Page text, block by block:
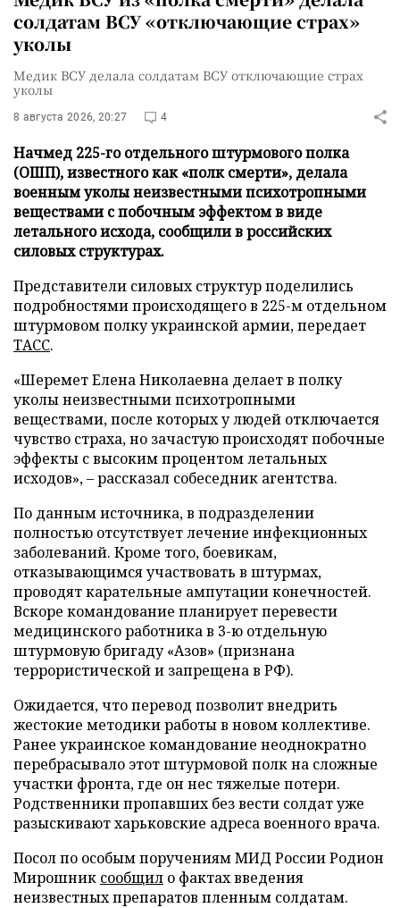
солдатам ВСУ «отключающие страх»
уколы
Медик ВСУ делала солдатам ВСУ отключающие страх
уколы
8 августа 2026, 20:27 4
Начмед 225-го отдельного штурмового полка
(ОШП), известного как «полк смерти», делала
военным уколы неизвестными психотропными
веществами с побочным эффектом в виде
летального исхода, сообщили в российских
силовых структурах.
Представители силовых структур поделились
подробностями происходящего в 225-м отдельном
штурмовом полку украинской армии, передает
ТАСС.
«Шеремет Елена Николаевна делает в полку
уколы неизвестными психотропными
веществами, после которых у людей отключается
чувство страха, но зачастую происходят побочные
эффекты с высоким процентом летальных
исходов», – рассказал собеседник агентства.
По данным источника, в подразделении
полностью отсутствует лечение инфекционных
заболеваний. Кроме того, боевикам,
отказывающимся участвовать в штурмах,
проводят карательные ампутации конечностей.
Вскоре командование планирует перевести
медицинского работника в 3-ю отдельную
штурмовую бригаду «Азов» (признана
террористической и запрещена в РФ).
Ожидается, что перевод позволит внедрить
жестокие методики работы в новом коллективе.
Ранее украинское командование неоднократно
перебрасывало этот штурмовой полк на сложные
участки фронта, где он нес тяжелые потери.
Родственники пропавших без вести солдат уже
разыскивают харьковские адреса военного врача.
Посол по особым поручениям МИД России Родион
Мирошник сообщил о фактах введения
неизвестных препаратов пленным солдатам.